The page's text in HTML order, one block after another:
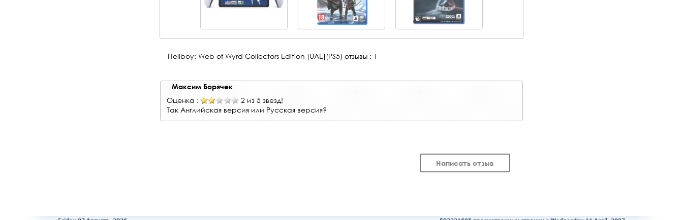
Hellboy: Web of Wyrd Collectors Edition [UAE](PS5) отзывы : 1
Максим Борячек
Оценка :
2 из 5 звезд!
Так Английская версия или Русская версия?
Написать отзыв